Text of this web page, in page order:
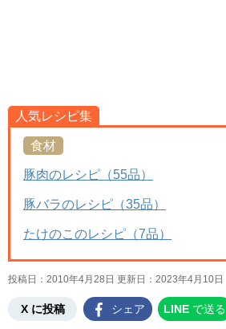
人気レシピ集
食材
豚肉のレシピ（55品）
豚バラのレシピ（35品）
たけのこのレシピ（7品）
投稿日：2010年4月28日 更新日： 2023年4月10日
X に投稿 シェア LINE で送る